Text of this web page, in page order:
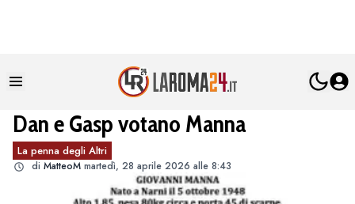
Dan e Gasp votano Manna
La penna degli Altri
di MatteoM martedì, 28 aprile 2026 alle 8:43